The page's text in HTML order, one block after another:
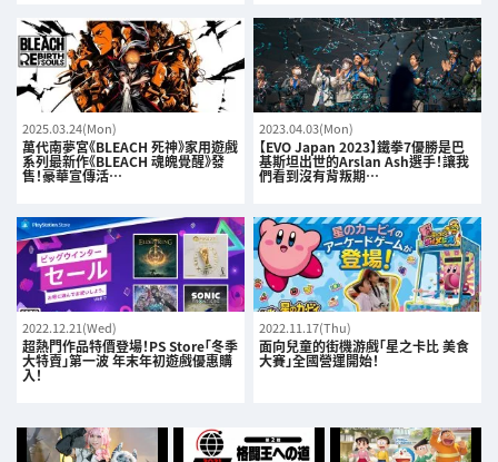
2025.03.24(Mon)
萬代南夢宮《BLEACH 死神》家用遊戲
系列最新作《BLEACH 魂魄覺醒》發
售！豪華宣傳活…
2023.04.03(Mon)
【EVO Japan 2023】鐵拳7優勝是巴
基斯坦出世的Arslan Ash選手！讓我
們看到沒有背叛期…
2022.12.21(Wed)
超熱門作品特價登場！PS Store「冬季
大特賣」第一波 年末年初遊戲優惠購
入！
2022.11.17(Thu)
面向兒童的街機游戲「星之卡比 美食
大賽」全國營運開始！